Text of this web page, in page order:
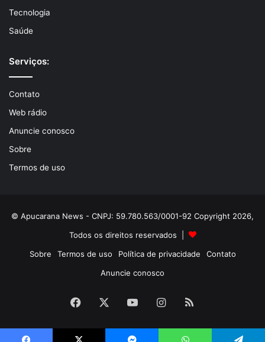
Tecnologia
Saúde
Serviços:
Contato
Web rádio
Anuncie conosco
Sobre
Termos de uso
© Apucarana News - CNPJ: 59.780.563/0001-92 Copyright 2026,
Todos os direitos reservados |
Sobre
Termos de uso Política de privacidade
Contato
Anuncie conosco
Facebook YouTubeInstagram
RSS